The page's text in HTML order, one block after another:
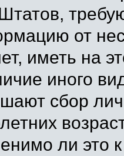
от
иметь на
иного
сбор
ли это